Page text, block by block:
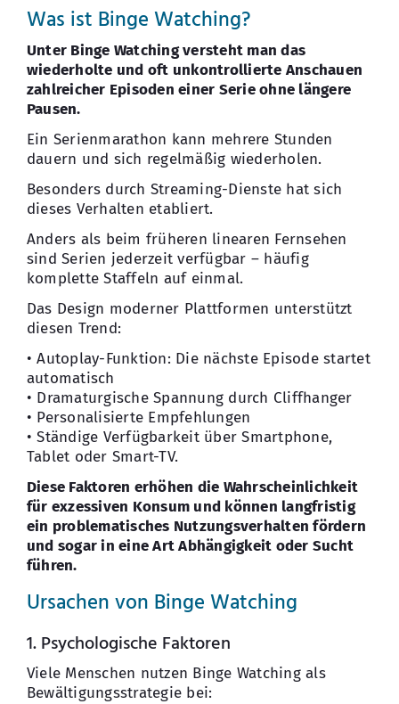
Was ist Binge Watching?
Unter Binge Watching versteht man das
wiederholte und oft unkontrollierte Anschauen
zahlreicher Episoden einer Serie ohne längere
Pausen.
Ein Serienmarathon kann mehrere Stunden
dauern und sich regelmäßig wiederholen.
Besonders durch Streaming-Dienste hat sich
dieses Verhalten etabliert.
Anders als beim früheren linearen Fernsehen
sind Serien jederzeit verfügbar – häufig
komplette Staffeln auf einmal.
Das Design moderner Plattformen unterstützt
diesen Trend:
• Autoplay-Funktion: Die nächste Episode startet
automatisch
• Dramaturgische Spannung durch Cliffhanger
• Personalisierte Empfehlungen
• Ständige Verfügbarkeit über Smartphone,
Tablet oder Smart-TV.
Diese Faktoren erhöhen die Wahrscheinlichkeit
für exzessiven Konsum und können langfristig
ein problematisches Nutzungsverhalten fördern
und sogar in eine Art Abhängigkeit oder Sucht
führen.
Ursachen von Binge Watching
1. Psychologische Faktoren
Viele Menschen nutzen Binge Watching als
Bewältigungsstrategie bei: